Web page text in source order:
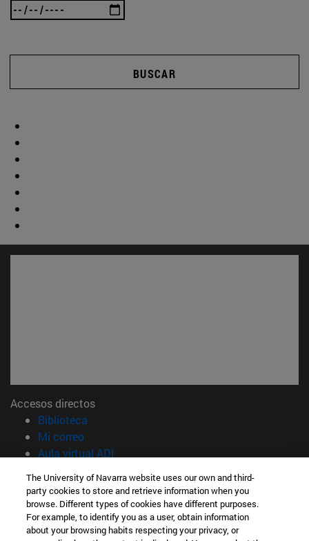
BUSCAR
Accesos directos
Biblioteca
Mi correo(abre en nueva ventana)
Aula virtual ADI
Trabaja con nosotros(abre en nueva ventana)
Información
TFNO +34 948 42 56 00
The University of Navarra website uses our own and third-
party cookies to store and retrieve information when you
browse. Different types of cookies have different purposes.
For example, to identify you as a user, obtain information
about your browsing habits respecting your privacy, or